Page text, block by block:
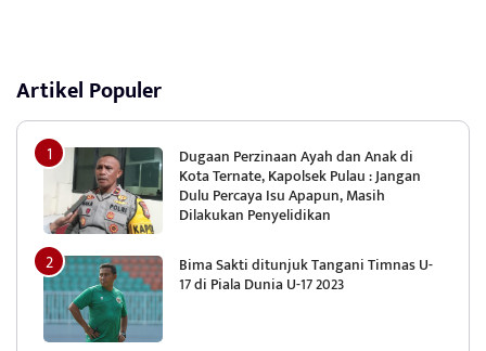
Artikel Populer
Dugaan Perzinaan Ayah dan Anak di
Kota Ternate, Kapolsek Pulau : Jangan
Dulu Percaya Isu Apapun, Masih
Dilakukan Penyelidikan
Bima Sakti ditunjuk Tangani Timnas U-
17 di Piala Dunia U-17 2023